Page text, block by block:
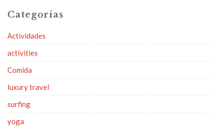
Categorías
Actividades
activities
Comida
luxury travel
surfing
yoga